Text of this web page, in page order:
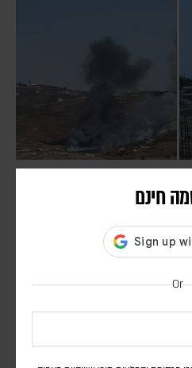
חינם
Or
האש; צה"ל תקף בדרום
שלום
בתגובה להפרה בוטה של ארגון